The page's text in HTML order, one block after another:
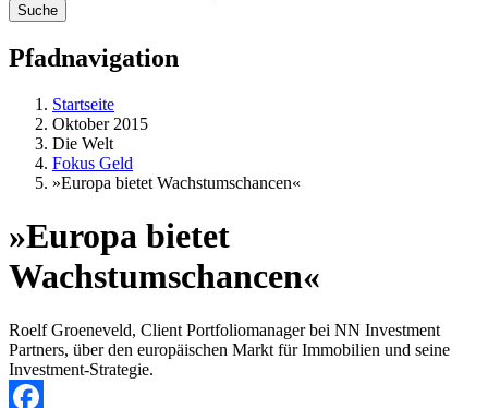
Suche
Pfadnavigation
Startseite
Oktober 2015
Die Welt
Fokus Geld
»Europa bietet Wachstumschancen«
»Europa bietet
Wachstumschancen«
Roelf Groeneveld, Client Portfoliomanager bei NN Investment
Partners, über den europäischen Markt für Immobilien und seine
Investment-Strategie.